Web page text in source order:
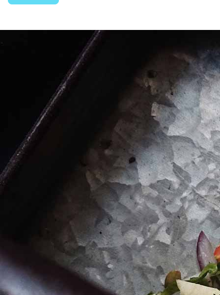
Política de privacidad
Ir a la página de Inicio